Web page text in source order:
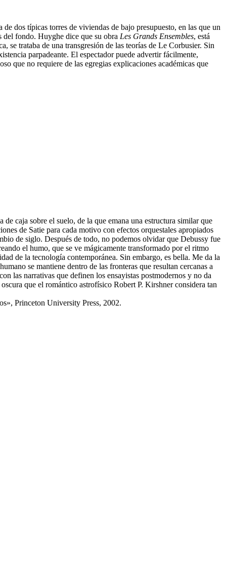
dos típicas torres de viviendas de bajo presupuesto, en las que un
del fondo. Huyghe dice que su obra Les Grands Ensembles, está
se trataba de una transgresión de las teorías de Le Corbusier. Sin
parpadeante. El espectador puede advertir fácilmente,
que no requiere de las egregias explicaciones académicas que
de caja sobre el suelo, de la que emana una estructura similar que
de Satie para cada motivo con efectos orquestales apropiados
de siglo. Después de todo, no podemos olvidar que Debussy fue
el humo, que se ve mágicamente transformado por el ritmo
de la tecnología contemporánea. Sin embargo, es bella. Me da la
se mantiene dentro de las fronteras que resultan cercanas a
las narrativas que definen los ensayistas postmodernos y no da
que el romántico astrofísico Robert P. Kirshner considera tan
Princeton University Press, 2002.